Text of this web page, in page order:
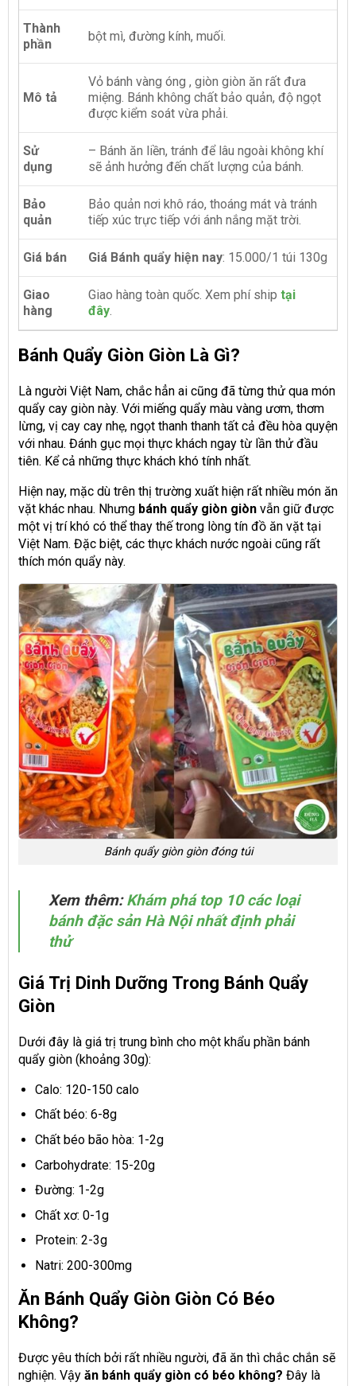
Thành
phần
bột mì, đường kính, muối.
Mô tả
Vỏ bánh vàng óng , giòn giòn ăn rất đưa
miệng. Bánh không chất bảo quản, độ ngọt
được kiểm soát vừa phải.
Sử
dụng
– Bánh ăn liền, tránh để lâu ngoài không khí
sẽ ảnh hưởng đến chất lượng của bánh.
Bảo
quản
Bảo quản nơi khô ráo, thoáng mát và tránh
tiếp xúc trực tiếp với ánh nắng mặt trời.
Giá bán Giá Bánh quẩy hiện nay: 15.000/1 túi 130g
Giao
hàng
Giao hàng toàn quốc. Xem phí ship tại
đây.
Bánh Quẩy Giòn Giòn Là Gì?
Là người Việt Nam, chắc hẳn ai cũng đã từng thử qua món
quẩy cay giòn này. Với miếng quẩy màu vàng ươm, thơm
lừng, vị cay cay nhẹ, ngọt thanh thanh tất cả đều hòa quyện
với nhau. Đánh gục mọi thực khách ngay từ lần thử đầu
tiên. Kể cả những thực khách khó tính nhất.
Hiện nay, mặc dù trên thị trường xuất hiện rất nhiều món ăn
vặt khác nhau. Nhưng bánh quẩy giòn giòn vẫn giữ được
một vị trí khó có thể thay thế trong lòng tín đồ ăn vặt tại
Việt Nam. Đặc biệt, các thực khách nước ngoài cũng rất
thích món quẩy này.
Bánh quẩy giòn giòn đóng túi
Xem thêm:Khám phá top 10 các loại
bánh đặc sản Hà Nội nhất định phải
thử
Giá Trị Dinh Dưỡng Trong Bánh Quẩy
Giòn
Dưới đây là giá trị trung bình cho một khẩu phần bánh
quẩy giòn (khoảng 30g):
Calo: 120-150 calo
Chất béo: 6-8g
Chất béo bão hòa: 1-2g
Carbohydrate: 15-20g
Đường: 1-2g
Chất xơ: 0-1g
Protein: 2-3g
Natri: 200-300mg
Ăn Bánh Quẩy Giòn Giòn Có Béo
Không?
Được yêu thích bởi rất nhiều người, đã ăn thì chắc chắn sẽ
nghiện. Vậy ăn bánh quẩy giòn có béo không? Đây là